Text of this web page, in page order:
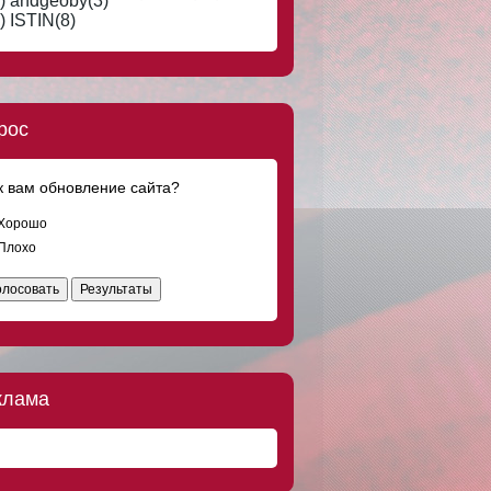
Что-то странное творится в мире.
Отношения обесцениваются, сникерс
дорожает. Вот за сникерс вообще
8 авг 2016, 19:23
Мужчинам тоже тяжело... Встретишь
Ищу добрую, скромную, ласковую
музыку и поэзию Серебряного века, для
DOC8673
8 авг 2016, 17:45
Где я только не был! Греция, Испания,
Мальдивах я тоже не был.
трясут пистолет в баке.
ISTIN(8)
вам обновление сайта?
Результаты